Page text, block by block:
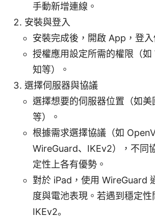
手動新增連線。
安裝與登入
安裝完成後，開啟 App，登入
授權應用設定所需的權限（如
知等）。
選擇伺服器與協議
選擇想要的伺服器位置（如美
等）。
根據需求選擇協議（如
WireGuard、IKEv2），不同
定性上各有優勢。
對於 iPad，使用 WireGuard
度與電池表現。若遇到穩定性
IKEv2。